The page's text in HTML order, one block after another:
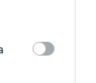
ότι τα εν
και